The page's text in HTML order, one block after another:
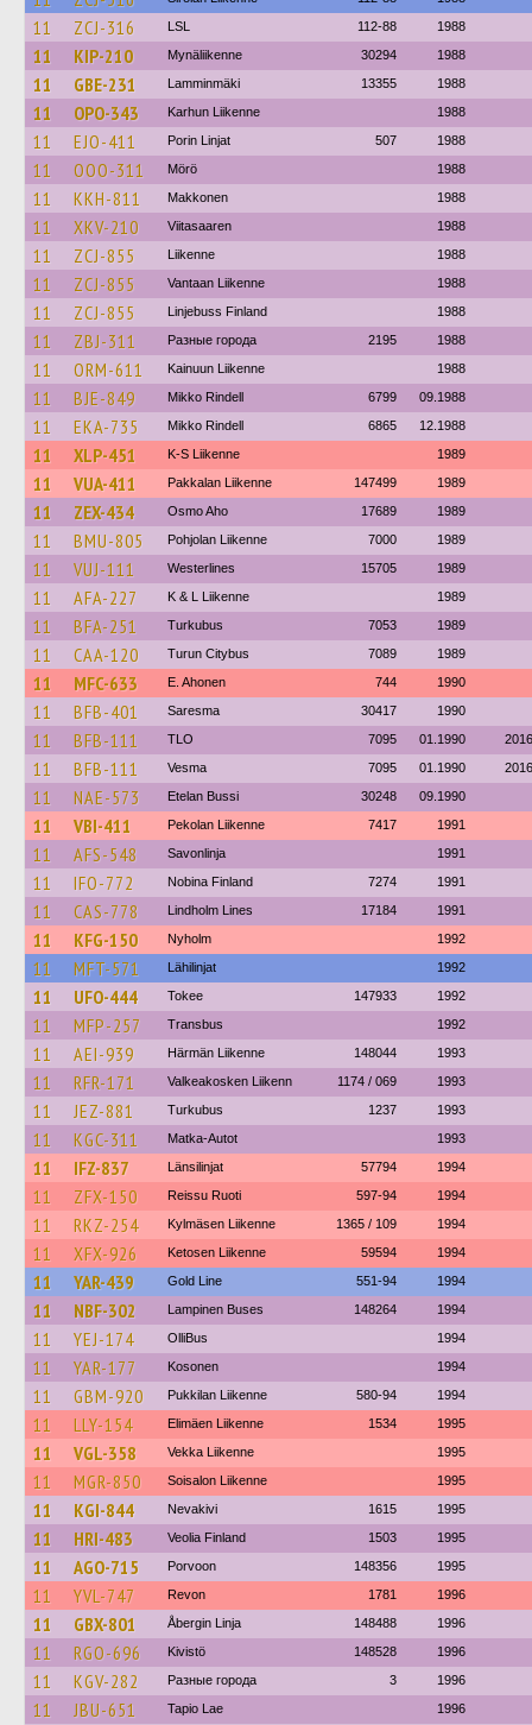
11 ZCJ-316 LSL 112-88 1988
11 KIP-210 Mynäliikenne 30294 1988
11 GBE-231 Lamminmäki 13355 1988
11 OPO-343 Karhun Liikenne 1988
11 EJO-411 Porin Linjat 507 1988
11 OOO-311 Mörö 1988
11 KKH-811 Makkonen 1988
11 XKV-210 Viitasaaren 1988
11 ZCJ-855 Liikenne 1988
11 ZCJ-855 Vantaan Liikenne 1988
11 ZCJ-855 Linjebuss Finland 1988
11 ZBJ-311 Разные города 2195 1988
11 ORM-611 Kainuun Liikenne 1988
11 BJE-849 Mikko Rindell 6799 09.1988
11 EKA-735 Mikko Rindell 6865 12.1988
11 XLP-451 K-S Liikenne 1989
11 VUA-411 Pakkalan Liikenne 147499 1989
11 ZEX-434 Osmo Aho 17689 1989
11 BMU-805 Pohjolan Liikenne 7000 1989
11 VUJ-111 Westerlines 15705 1989
11 AFA-227 K & L Liikenne 1989
11 BFA-251 Turkubus 7053 1989
11 CAA-120 Turun Citybus 7089 1989
11 MFC-633 E. Ahonen 744 1990
11 BFB-401 Saresma 30417 1990
11 BFB-111 TLO 7095 01.1990 2016
11 BFB-111 Vesma 7095 01.1990 2016
11 NAE-573 Etelan Bussi 30248 09.1990
11 VBI-411 Pekolan Liikenne 7417 1991
11 AFS-548 Savonlinja 1991
11 IFO-772 Nobina Finland 7274 1991
11 CAS-778 Lindholm Lines 17184 1991
11 KFG-150 Nyholm 1992
11 MFT-571 Lähilinjat 1992
11 UFO-444 Tokee 147933 1992
11 MFP-257 Transbus 1992
11 AEI-939 Härmän Liikenne 148044 1993
11 RFR-171 Valkeakosken Liikenn 1174 / 069 1993
11 JEZ-881 Turkubus 1237 1993
11 KGC-311 Matka-Autot 1993
11 IFZ-837 Länsilinjat 57794 1994
11 ZFX-150 Reissu Ruoti 597-94 1994
11 RKZ-254 Kylmäsen Liikenne 1365 / 109 1994
11 XFX-926 Ketosen Liikenne 59594 1994
11 YAR-439 Gold Line 551-94 1994
11 NBF-302 Lampinen Buses 148264 1994
11 YEJ-174 OlliBus 1994
11 YAR-177 Kosonen 1994
11 GBM-920 Pukkilan Liikenne 580-94 1994
11 LLY-154 Elimäen Liikenne 1534 1995
11 VGL-358 Vekka Liikenne 1995
11 MGR-850 Soisalon Liikenne 1995
11 KGI-844 Nevakivi 1615 1995
11 HRI-483 Veolia Finland 1503 1995
11 AGO-715 Porvoon 148356 1995
11 YVL-747 Revon 1781 1996
11 GBX-801 Åbergin Linja 148488 1996
11 RGO-696 Kivistö 148528 1996
11 KGV-282 Разные города 3 1996
11 JBU-651 Tapio Lae 1996